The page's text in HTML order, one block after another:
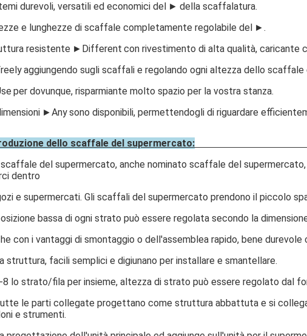
durevoli, versatili ed economici del ► della scaffalatura.
e lunghezze di scaffale completamente regolabile del ►.
resistente ►Different con rivestimento di alta qualità, caricante
aggiungendo sugli scaffali e regolando ogni altezza dello scaffale
per dovunque, risparmiante molto spazio per la vostra stanza.
►Anysono disponibili, permettendogli di riguardare
dello scaffale del supermercato:
del supermercato, anche nominato scaffale del
dentro
e supermercati. Gli scaffali del supermercato prendono il piccolo
bassa di ogni strato può essere regolata secondo la
con i vantaggi di smontaggio o dell'assemblea rapido, bene durevole
struttura, facili semplici e digiunano per installare e smantellare.
8 lo strato/fila per insieme, altezza di strato può essere regolato dal
le parti collegate progettano come struttura abbattuta e si
e strumenti.